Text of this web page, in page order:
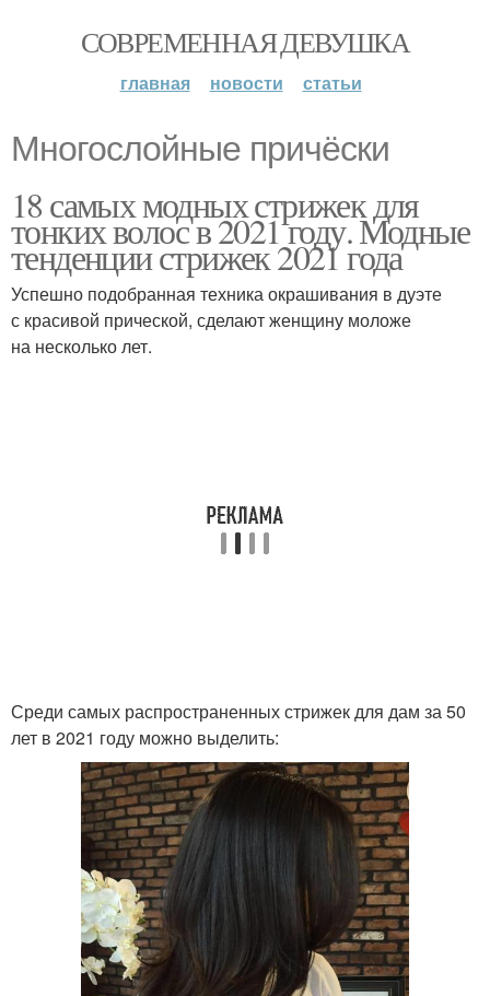
СОВРЕМЕННАЯ ДЕВУШКА
главная новости статьи
Многослойные причёски
18 самых модных стрижек для
тонких волос в 2021 году. Модные
тенденции стрижек 2021 года
Успешно подобранная техника окрашивания в дуэте
с красивой прической, сделают женщину моложе
на несколько лет.
Среди самых распространенных стрижек для дам за 50
лет в 2021 году можно выделить: